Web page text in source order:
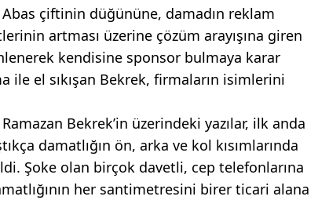
Abas çiftinin düğününe, damadın reklam
artması üzerine çözüm arayışına giren
kendisine sponsor bulmaya karar
ile el sıkışan Bekrek, firmaların isimlerini
Bekrek’in üzerindeki yazılar, ilk anda
damatlığın ön, arka ve kol kısımlarında
Şoke olan birçok davetli, cep telefonlarına
her santimetresini birer ticari alana